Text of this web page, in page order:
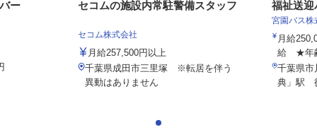
ー セコムの施設内常駐警備スタッフ
セコム株式会社
月給257,500円以上
千葉県成田市三里塚 ※転居を伴う
異動はありません
福祉送迎
宮園バス株
月給
給 ★年
千葉県市
典」駅